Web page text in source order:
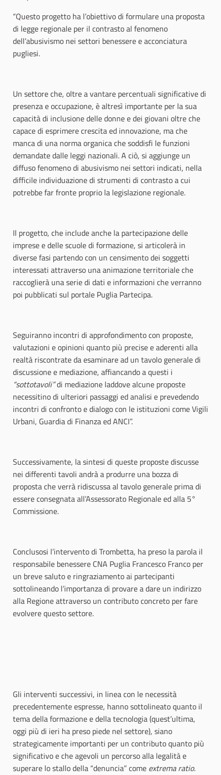
“Questo progetto ha l’obiettivo di formulare una proposta
di legge regionale per il contrasto al fenomeno
dell’abusivismo nei settori benessere e acconciatura
pugliesi.
Un settore che, oltre a vantare percentuali significative di
presenza e occupazione, è altresì importante per la sua
capacità di inclusione delle donne e dei giovani oltre che
capace di esprimere crescita ed innovazione, ma che
manca di una norma organica che soddisfi le funzioni
demandate dalle leggi nazionali. A ciò, si aggiunge un
diffuso fenomeno di abusivismo nei settori indicati, nella
difficile individuazione di strumenti di contrasto a cui
potrebbe far fronte proprio la legislazione regionale.
Il progetto, che include anche la partecipazione delle
imprese e delle scuole di formazione, si articolerà in
diverse fasi partendo con un censimento dei soggetti
interessati attraverso una animazione territoriale che
raccoglierà una serie di dati e informazioni che verranno
poi pubblicati sul portale Puglia Partecipa.
Seguiranno incontri di approfondimento con proposte,
valutazioni e opinioni quanto più precise e aderenti alla
realtà riscontrate da esaminare ad un tavolo generale di
discussione e mediazione, affiancando a questi i
“sottotavoli”di mediazione laddove alcune proposte
necessitino di ulteriori passaggi ed analisi e prevedendo
incontri di confronto e dialogo con le istituzioni come Vigili
Urbani, Guardia di Finanza ed ANCI”.
Successivamente, la sintesi di queste proposte discusse
nei differenti tavoli andrà a produrre una bozza di
proposta che verrà ridiscussa al tavolo generale prima di
essere consegnata all’Assessorato Regionale ed alla 5°
Commissione.
Conclusosi l’intervento di Trombetta, ha preso la parola il
responsabile benessere CNA Puglia Francesco Franco per
un breve saluto e ringraziamento ai partecipanti
sottolineando l’importanza di provare a dare un indirizzo
alla Regione attraverso un contributo concreto per fare
evolvere questo settore.
Gli interventi successivi, in linea con le necessità
precedentemente espresse, hanno sottolineato quanto il
tema della formazione e della tecnologia (quest’ultima,
oggi più di ieri ha preso piede nel settore), siano
strategicamente importanti per un contributo quanto più
significativo e che agevoli un percorso alla legalità e
superare lo stallo della “denuncia” come extrema ratio.